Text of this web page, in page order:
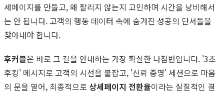
세페이지를 만들고, 왜 팔리지 않는지 고민하며 시간을 낭비해서
는 안 됩니다. 고객의 행동 데이터 속에 숨겨진 성공의 단서들을
찾아내야 합니다.
후커블은 바로 그 길을 안내하는 가장 확실한 나침반입니다. '3초
후킹' 메시지로 고객의 시선을 붙잡고, '신뢰 증명' 세션으로 마음
의 문을 열어, 최종적으로 상세페이지 전환율이라는 실질적인 결